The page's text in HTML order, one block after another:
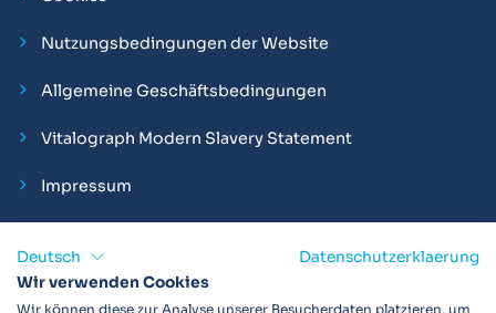
Nutzungsbedingungen der Website
Allgemeine Geschäftsbedingungen
Vitalograph Modern Slavery Statement
Impressum
Vitalograph ist ein internationaler Hersteller von Spirometern,
Deutsch
Datenschutzerklaerung
Wir verwenden Cookies
Wir können diese zur Analyse unserer Besucherdaten platzieren, um